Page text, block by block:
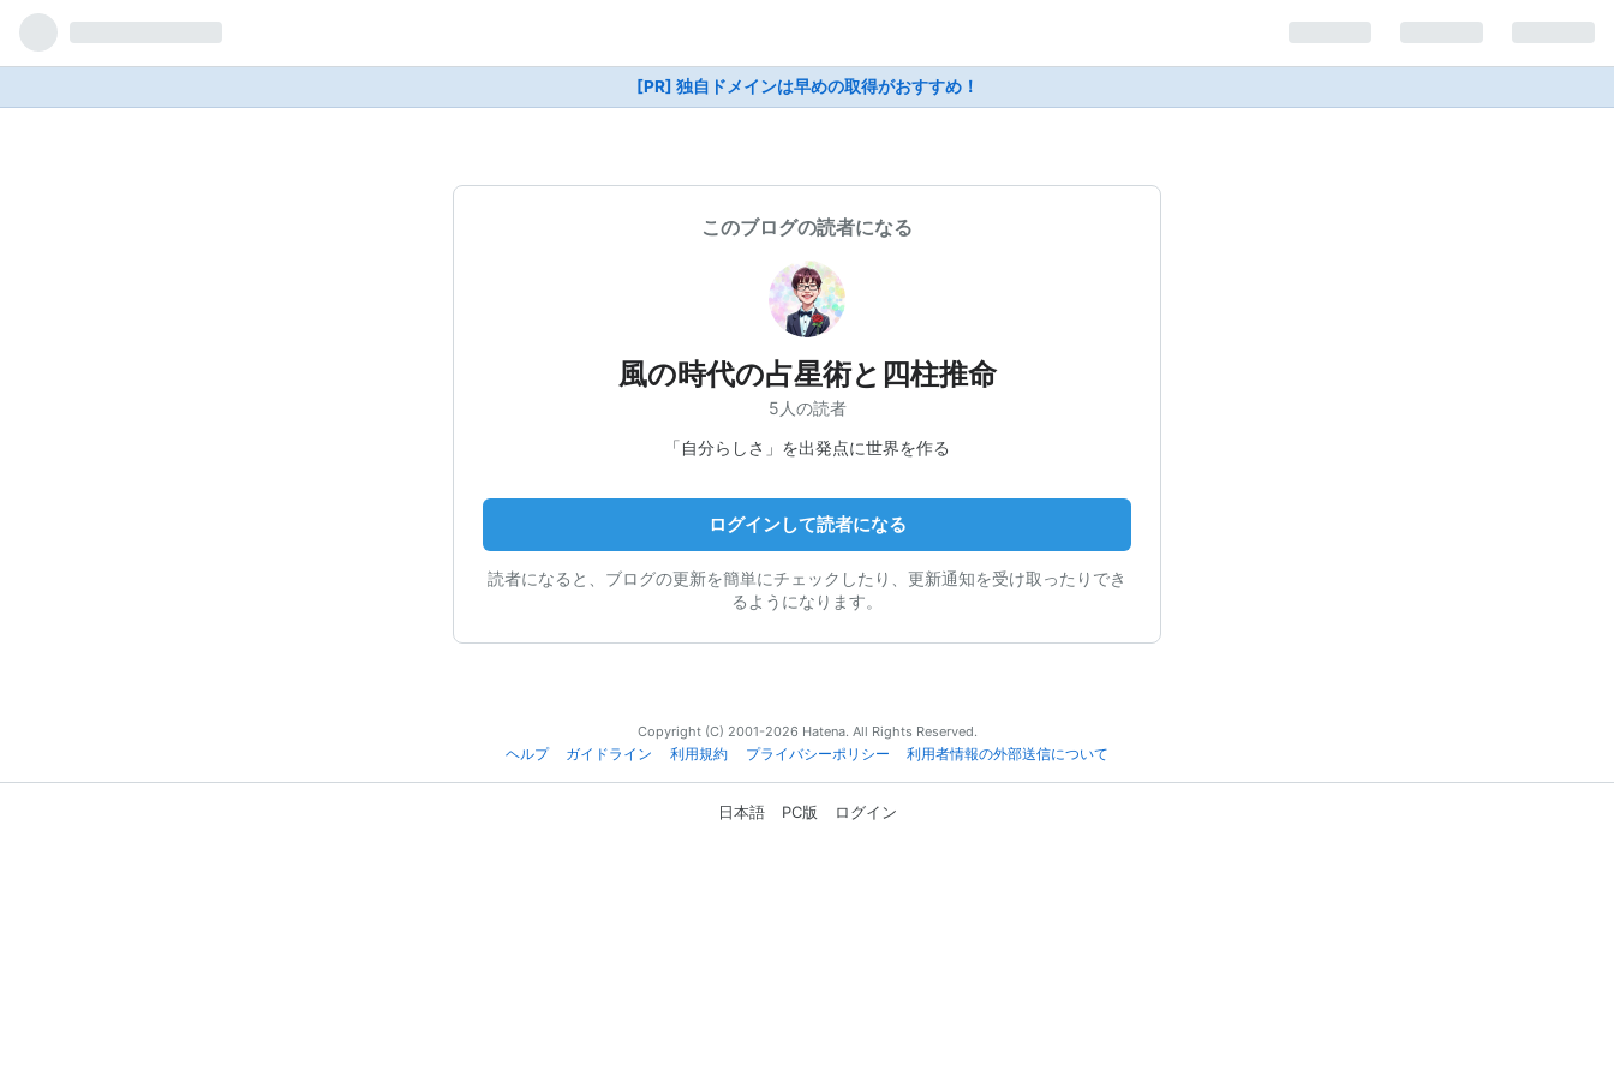
[PR] 独自ドメインは早めの取得がおすすめ！
このブログの読者になる
風の時代の占星術と四柱推命
5人の読者
「自分らしさ」を出発点に世界を作る
ログインして読者になる
読者になると、ブログの更新を簡単にチェックしたり、更新通知を受け取ったりでき
るようになります。
Copyright (C) 2001-2026 Hatena. All Rights Reserved.
ヘルプ
ガイドライン 利用規約 プライバシーポリシー 利用者情報の外部送信について
日本語 PC版 ログイン